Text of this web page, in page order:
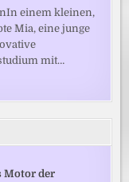
einem kleinen,
Mia, eine junge
mit…
Motor der